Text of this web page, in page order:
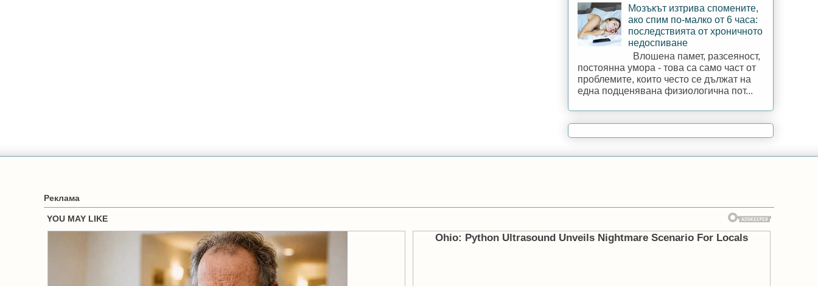
Мозъкът изтрива спомените,
ако спим по-малко от 6 часа:
последствията от хроничното
недоспиване
Влошена памет, разсеяност,
постоянна умора - това са само част от
проблемите, които често се дължат на
една подценявана физиологична пот...
Реклама